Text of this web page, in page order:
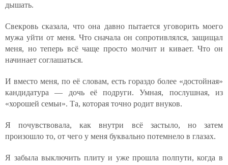
дышать.
Свекровь сказала, что она давно пытается уговорить моего
мужа уйти от меня. Что сначала он сопротивлялся, защищал
меня, но теперь всё чаще просто молчит и кивает. Что он
начинает соглашаться.
И вместо меня, по её словам, есть гораздо более «достойная»
кандидатура — дочь её подруги. Умная, послушная, из
«хорошей семьи». Та, которая точно родит внуков.
Я почувствовала, как внутри всё застыло, но затем
произошло то, от чего у меня буквально потемнело в глазах.
Я забыла выключить плиту и уже прошла полпути, когда в